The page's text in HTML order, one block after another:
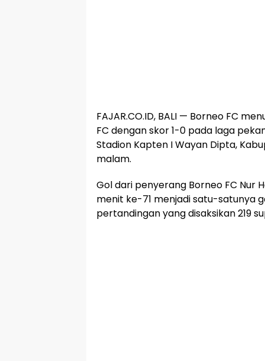
FAJAR.CO.ID, BALI — Borneo FC
FC dengan skor 1-0 pada laga
Stadion Kapten I Wayan Dipta,
malam.
Gol dari penyerang Borneo FC Nur
menit ke-71 menjadi satu-satunya
pertandingan yang disaksikan 219